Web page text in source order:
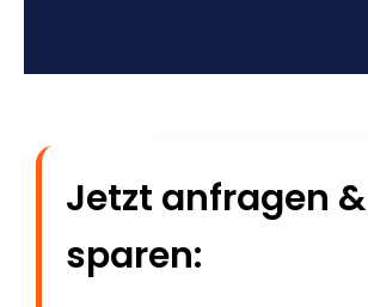
Jetzt anfragen &
sparen: